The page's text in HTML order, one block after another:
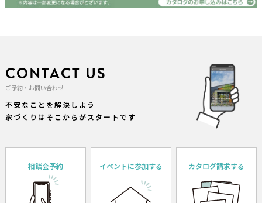
CONTACT US
ご予約・お問い合わせ
不安なことを解決しよう
家づくりはそこからがスタートです
相談会予約 イベントに参加する カタログ請求する